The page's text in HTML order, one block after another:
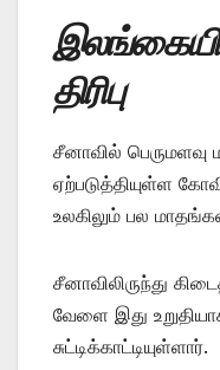
திரிபு
சீனாவில் பெருமளவு
ஏற்படுத்தியுள்ள
உலகிலும் பல
சீனாவிலிருந்து
வேளை இது
சுட்டிக்காட்டியுள்ளார்.